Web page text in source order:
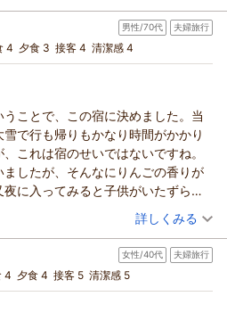
の参考になるものと存じます。
ます日を、スタッフ一同心よりお
（返信日：2026/03/22）
っております。
トも楽しんでいただけたご様子
見いたしました。
て何よりの励みでございます。楽
おりましたら幸いです。
います。
ただけたとのこと、調理スタッフ
す。
ましては工事中のためご利用いた
し訳ございませんでした。
るよう整備を進めておりますの
しい時間をお過ごしいただける宿
り一層努めてまいります。
日を、スタッフ一同心よりお待ち
10日間】バイキング＜ダイニング星の金貨
和室 朝・夕
人一人あたり/税込)
をいただき、誠にありがとうござ
続き、次回は三世代でのご家族で
いるとのこと、大変嬉しく、重ね
トでご利用くださるお客様も多
お客様が多い傾向にございます。
婚記念日、長寿のお祝いなどの記
にお知らせいただいたお客様へ
やかなお気持ちを演出”をさせて
男性/70代 夫婦旅行
4 夕食 3 接客 4 清潔感 4
ことで、この宿に決めました。当
で行も帰りもかなり時間がかかり
これは宿のせいではないですね。
したが、そんなにりんごの香りが
に入ってみると子供がいたずらし
たくさん浮かんでいてがっかりで
なという感じ。朝食の方が充実し
かったけど、広くて良かったです。
ね。
（投稿日：2026/03/04）
旅行)
日間】バイキング＜ダイニング星の金貨
和洋室 朝・夕
人一人あたり/税込)
詳しくみる
女性/40代 夫婦旅行
4 夕食 4 接客 5 清潔感 5